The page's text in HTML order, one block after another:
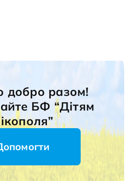
добро разом!
БФ “Дітям